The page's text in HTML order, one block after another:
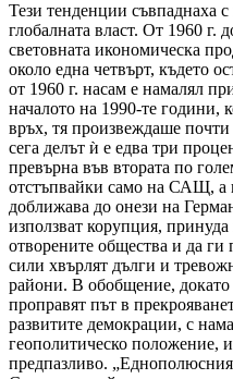
Тези тенденции съвпаднаха
глобалната власт. От 1960
световната икономическа
около една четвърт, където
от 1960 г. насам е намалял
началото на 1990-те години,
връх, тя произвеждаше
сега делът ѝ е едва три
превърна във втората по
отстъпвайки само на САЩ, а
доближава до онези на
използват корупция,
отворените общества и да ги
сили хвърлят дълги и
райони. В обобщение,
проправят път в
развитите демокрации, с
геополитическо положение,
предпазливо.